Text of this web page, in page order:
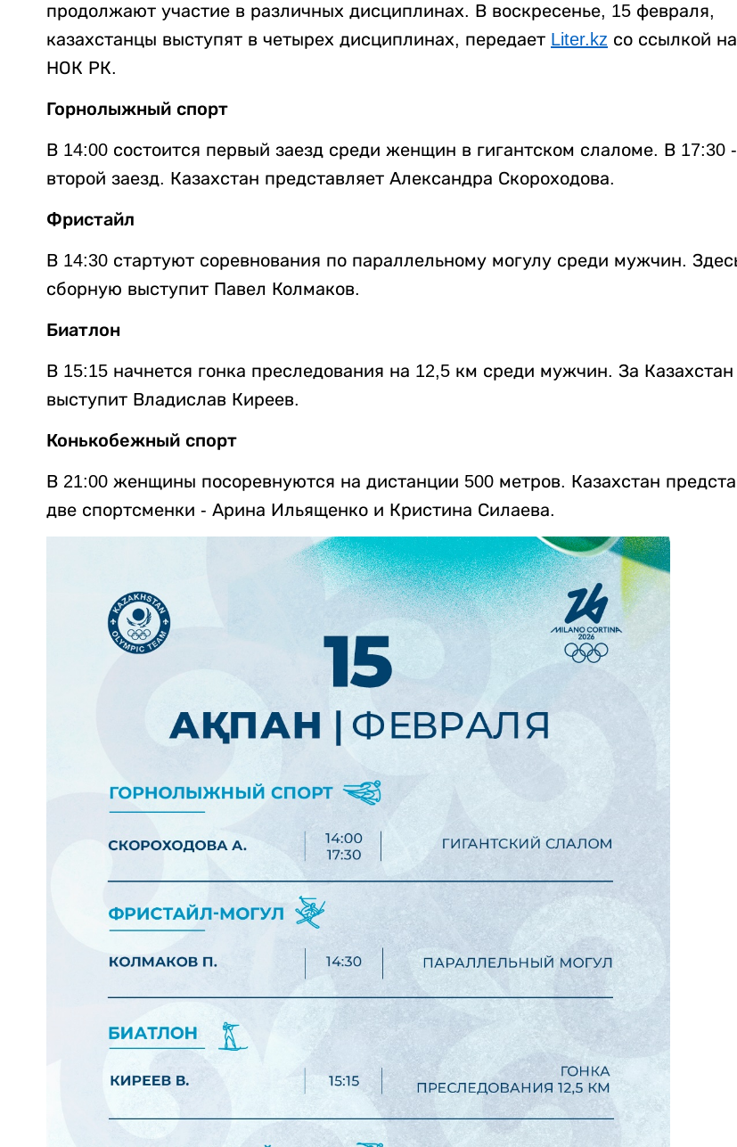
продолжают участие в различных дисциплинах. В воскресенье, 15 февраля,
казахстанцы выступят в четырех дисциплинах, передает Liter.kz со ссылкой на
НОК РК.
Горнолыжный спорт
В 14:00 состоится первый заезд среди женщин в гигантском слаломе. В 17:30 -
второй заезд. Казахстан представляет Александра Скороходова.
Фристайл
В 14:30 стартуют соревнования по параллельному могулу среди мужчин.
сборную выступит Павел Колмаков.
Биатлон
В 15:15 начнется гонка преследования на 12,5 км среди мужчин. За Казахстан
выступит Владислав Киреев.
Конькобежный спорт
В 21:00 женщины посоревнуются на дистанции 500 метров. Казахстан
две спортсменки - Арина Ильященко и Кристина Силаева.